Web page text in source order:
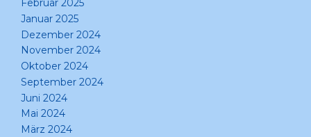
Februar 2025
Januar 2025
Dezember 2024
November 2024
Oktober 2024
September 2024
Juni 2024
Mai 2024
März 2024